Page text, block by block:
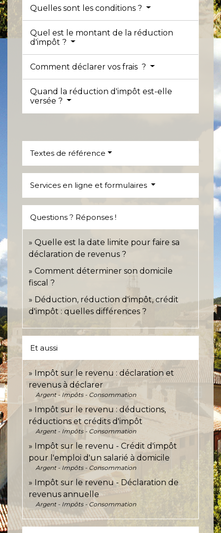
Quelles sont les conditions ?
Quel est le montant de la réduction
d'impôt ?
Comment déclarer vos frais ?
Quand la réduction d'impôt est-elle
versée ?
Textes de référence
Services en ligne et formulaires
Questions ? Réponses !
Quelle est la date limite pour faire sa
déclaration de revenus ?
Comment déterminer son domicile
fiscal ?
Déduction, réduction d'impôt, crédit
d'impôt : quelles différences ?
Et aussi
Impôt sur le revenu : déclaration et
revenus à déclarer
Argent - Impôts - Consommation
Impôt sur le revenu : déductions,
réductions et crédits d'impôt
Argent - Impôts - Consommation
Impôt sur le revenu - Crédit d'impôt
pour l'emploi d'un salarié à domicile
Argent - Impôts - Consommation
Impôt sur le revenu - Déclaration de
revenus annuelle
Argent - Impôts - Consommation